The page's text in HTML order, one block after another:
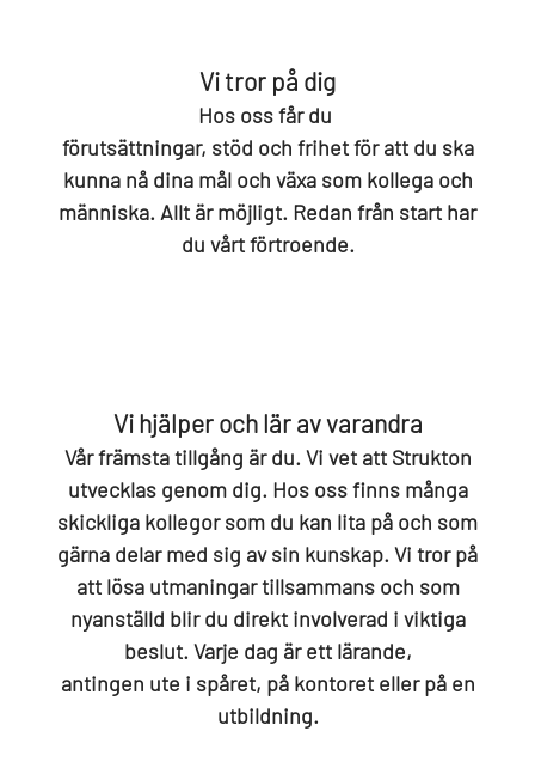
Vi tror på dig
Hos oss får du
förutsättningar, stöd och frihet för att du ska
kunna nå dina mål och växa som kollega och
människa. Allt är möjligt. Redan från start har
du vårt förtroende.
Vi hjälper och lär av varandra
Vår främsta tillgång är du. Vi vet att Strukton
utvecklas genom dig. Hos oss finns många
skickliga kollegor som du kan lita på och som
gärna delar med sig av sin kunskap. Vi tror på
att lösa utmaningar tillsammans och som
nyanställd blir du direkt involverad i viktiga
beslut. Varje dag är ett lärande,
antingen ute i spåret, på kontoret eller på en
utbildning.